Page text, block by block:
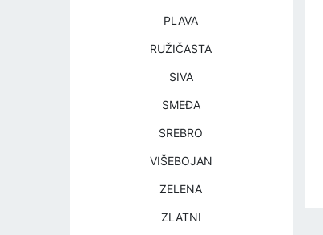
PLAVA
RUŽIČASTA
SIVA
SMEĐA
SREBRO
VIŠEBOJAN
ZELENA
ZLATNI